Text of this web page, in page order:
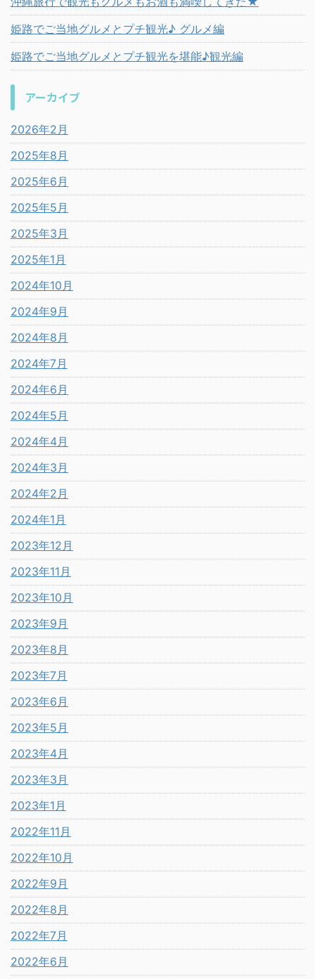
姫路でご当地グルメとプチ観光♪ グルメ編
姫路でご当地グルメとプチ観光を堪能♪観光編
アーカイブ
2026年2月
2025年8月
2025年6月
2025年5月
2025年3月
2025年1月
2024年10月
2024年9月
2024年8月
2024年7月
2024年6月
2024年5月
2024年4月
2024年3月
2024年2月
2024年1月
2023年12月
2023年11月
2023年10月
2023年9月
2023年8月
2023年7月
2023年6月
2023年5月
2023年4月
2023年3月
2023年1月
2022年11月
2022年10月
2022年9月
2022年8月
2022年7月
2022年6月